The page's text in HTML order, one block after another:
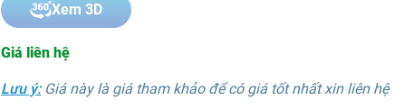
Xem 3D
Giá liên hệ
Lưu ý:Giá này là giá tham khảo để có giá tốt nhất xin liên hệ